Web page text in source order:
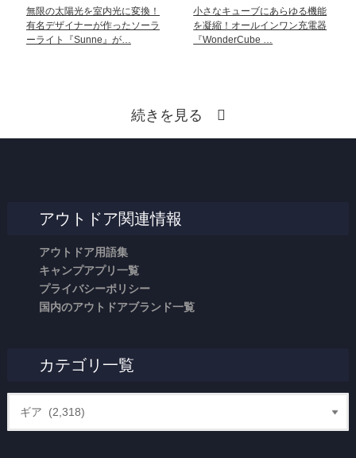
無限の太陽光を室内光に変換！
有名デザイナーが作ったソーラ
ーライト『Sunne』が…
小さなキューブにあらゆる機能
を凝縮！オールインワン充電器
『WonderCube …
続きを見る
アウトドア関連情報
アウトドア用語集
キャンプアプリ一覧
プライバシーポリシー
国内のアウトドアブランド一覧
カテゴリ一覧